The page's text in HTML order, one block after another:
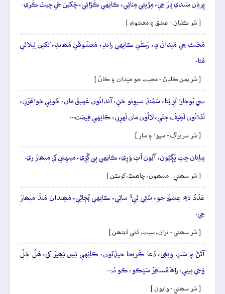
پِريان سَندي پارَ جِي، مِڙيئِي مِٺائِي، ڪانِهي ڪَڙائِي، چَکين جَي چيتُ ڪَري.
[ سُر ڪلياڻ - عشق ۽ معشوق ]
مَحَبتَ جِي مَيدانَ ۾، رَڪَنِ ڪانِهي راندِ، مَعشُوقَنِ مَھاندِ، لَکين لِيلائي
مُئا.
[ سُر يمن ڪلياڻ - محبت جو ميدان ۽ ڪانُ ]
سي پُوڄارا پُرِ ٿِئا، سَمُنڊُ سيوِئو جَنِ، آندائُون عَمِيقَ مان، جُوتِي جَواھَرَنِ،
لَڌائُون لَطِيفُ چئَي، لالُون مان لَهرِنِ، ڪانِهي قِيمَتَ…
[ سُر سريراڳ - سيوا ۽ سار ]
ڀيلِئان جِتِ ڀَڳِيُون، آيُون اُتِ وَرِي، ڪانِهي ٻِي ڳَرِي، مينهِيَنِ کي ميھارَ ري.
[ سُر سھڻي - مينھون، چاھڪ، کرڪن ]
عَدَدُ ناھِ عِشقَ جو، سُڻِي ٿِيءُ ساڻِي، ڪانِهي پُڄاڻِي، مَھِندان مُنڌَ ميھارَ
جِي.
[ سُر سھڻي - تران، سڀت، ڏٺي ڏينھن ]
آتَڻَ ۾ سَڀَ ويھِي، دُعا ڪَريجا جيڏِيُون، ڪانِهي بَسِ بَھِيرَ کي، ھَلُ چَلُ
وَڃي پيئِي، راھَ مُسافِرُ سَڀَڪو، ڪو نَہ…
[ سُر سھڻي - وايون ]